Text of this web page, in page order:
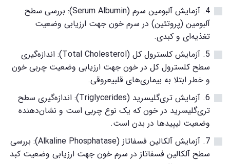
4. آزمایش آلبومین سرم (Serum Albumin): بررسی سطح
آلبومین (پروتئین) در سرم خون جهت ارزیابی وضعیت
تغذیه‌ای و کبدی.
5. آزمایش کلسترول کل (Total Cholesterol): اندازه‌گیری
سطح کلسترول کل در خون جهت ارزیابی وضعیت چربی خون
و خطر ابتلا به بیماری‌های قلبیعروقی.
6. آزمایش تری‌گلیسرید (Triglycerides): اندازه‌گیری سطح
تری‌گلیسرید در خون که یک نوع چربی است و نشان‌دهنده
وضعیت لیپیدها در بدن است.
7. آزمایش آلکالین فسفاتاز (Alkaline Phosphatase): بررسی
سطح آلکالین فسفاتاز در سرم خون جهت ارزیابی وضعیت کبد